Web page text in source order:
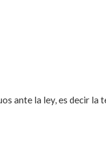
ante la ley, es decir